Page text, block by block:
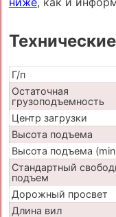
Г/п
Остаточная
грузоподъемность
Центр загрузки
Высота подъема
Высота подъема
Стандартный
подъем
Дорожный просвет
Длина вил